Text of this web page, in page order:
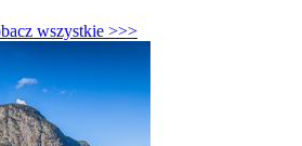
wszystkie >>>